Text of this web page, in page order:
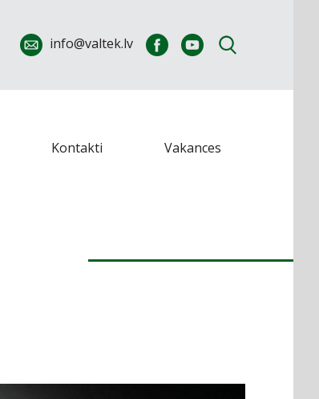
info@valtek.lv
Kontakti Vakances